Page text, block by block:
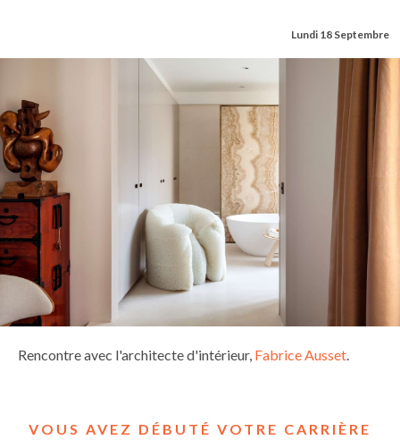
Lundi 18 Septembre
Rencontre avec l'architecte d'intérieur, Fabrice Ausset
VOUS AVEZ DÉBUTÉ VOTRE CARRIÈRE